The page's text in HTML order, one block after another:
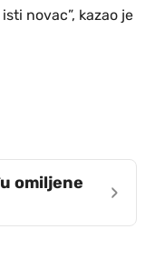
novac”, kazao je
omiljene
›